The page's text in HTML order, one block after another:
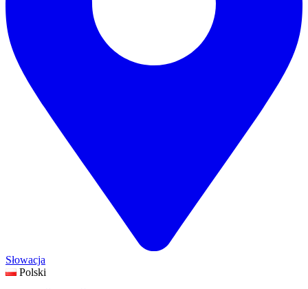
Słowacja
Polski